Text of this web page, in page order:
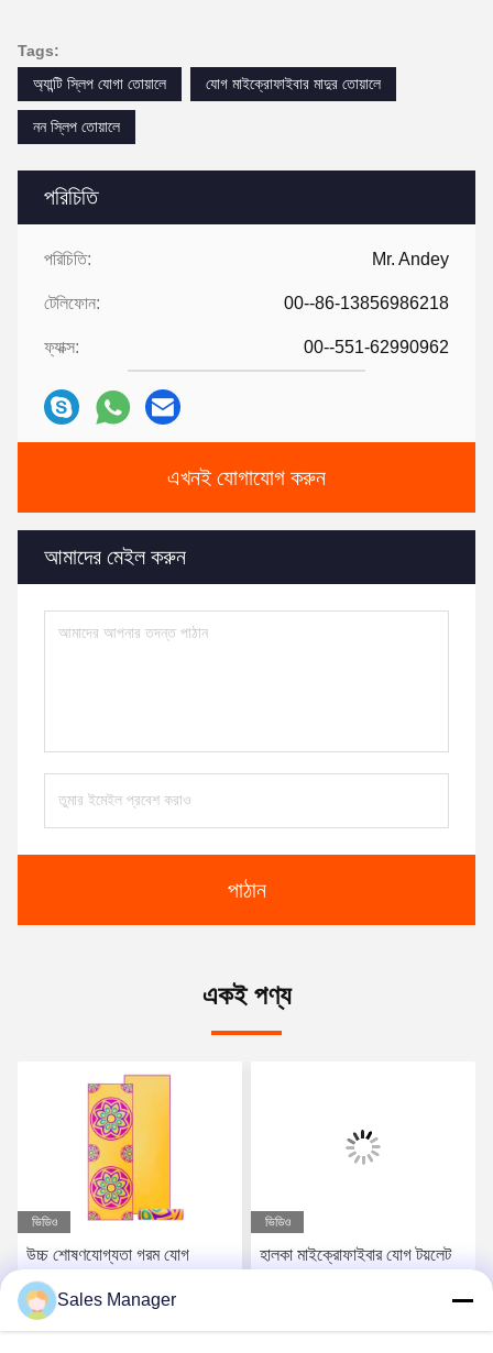
পরিচিতি
পরিচিতি: Mr. Andey
টেলিফোন: 00--86-13856986218
ফ্যাক্স: 00--551-62990962
এখনই যোগাযোগ করুন
আমাদের মেইল ​​করুন
পাঠান
Tags:
অ্যান্টি স্লিপ যোগা তোয়ালে
যোগ মাইক্রোফাইবার মাদুর তোয়ালে
নন স্লিপ তোয়ালে
একই পণ্য
ভিডিও
উচ্চ শোষণযোগ্যতা গরম যোগ
সেশনের জন্য নরম টেক্সচারযুক্ত যোগ
টয়লেট
ভিডিও
হালকা মাইক্রোফাইবার যোগ টয়লেট
Sales Manager